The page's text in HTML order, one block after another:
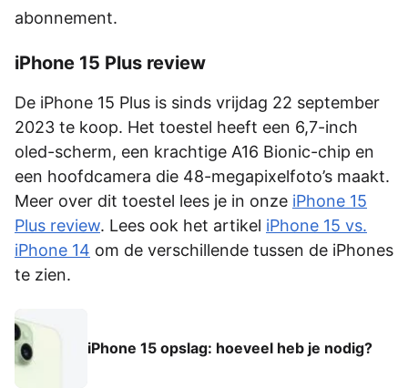
abonnement.
iPhone 15 Plus review
De iPhone 15 Plus is sinds vrijdag 22 september
2023 te koop. Het toestel heeft een 6,7-inch
oled-scherm, een krachtige A16 Bionic-chip en
een hoofdcamera die 48-megapixelfoto’s maakt.
Meer over dit toestel lees je in onze iPhone 15
Plus review. Lees ook het artikel iPhone 15 vs.
iPhone 14 om de verschillende tussen de iPhones
te zien.
iPhone 15 opslag: hoeveel heb je nodig?